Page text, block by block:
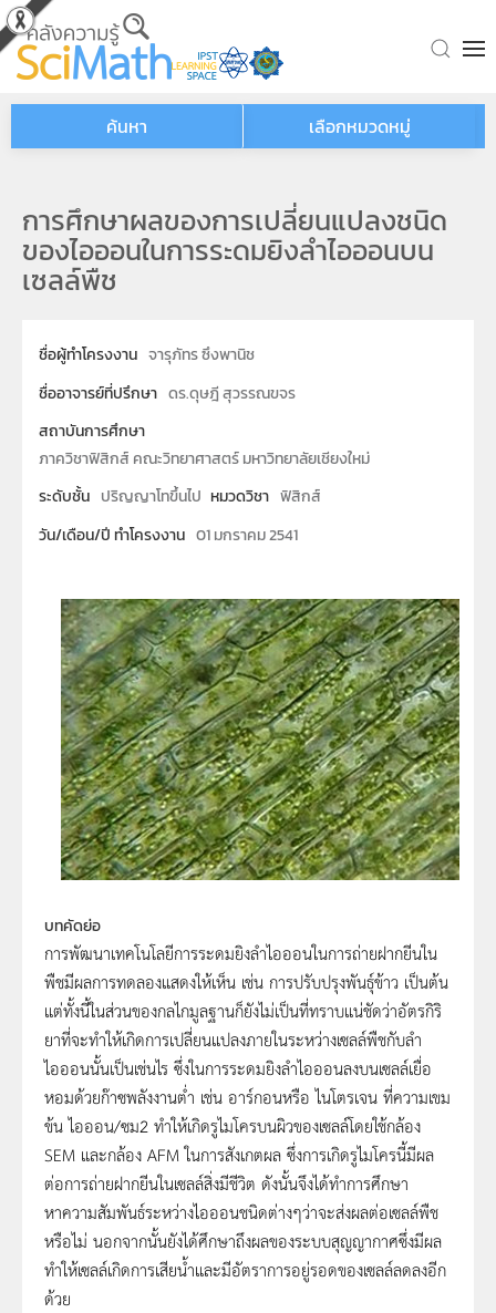
Skip to main content
ค้นหา เลือกหมวดหมู่
การศึกษาผลของการเปลี่ยนแปลงชนิด
ของไอออนในการระดมยิงลำไอออนบน
เซลล์พืช
ชื่อผู้ทำโครงงาน จารุภัทร ซึงพานิช
ชื่ออาจารย์ที่ปรึกษา ดร.ดุษฎี สุวรรณขจร
สถาบันการศึกษา
ภาควิชาฟิสิกส์ คณะวิทยาศาสตร์ มหาวิทยาลัยเชียงใหม่
ระดับชั้น ปริญญาโทขึ้นไป หมวดวิชา ฟิสิกส์
วัน/เดือน/ปี ทำโครงงาน 01 มกราคม 2541
บทคัดย่อ
การพัฒนาเทคโนโลยีการระดมยิงลำไอออนในการถ่ายฝากยีนใน
พืชมีผลการทดลองแสดงให้เห็น เช่น การปรับปรุงพันธุ์ข้าว เป็นต้น
แต่ทั้งนี้ในส่วนของกลไกมูลฐานก็ยังไม่เป็นที่ทราบแน่ชัดว่าอัตรกิริ
ยาที่จะทำให้เกิดการเปลี่ยนแปลงภายในระหว่างเซลล์พืชกับลำ
ไอออนนั้นเป็นเช่นไร ซึ่งในการระดมยิงลำไอออนลงบนเซลล์เยื่อ
หอมด้วยก๊าซพลังงานต่ำ เช่น อาร์กอนหรือ ไนโตรเจน ที่ความเขม
ข้น ไอออน/ซม2 ทำให้เกิดรูไมโครบนผิวของเซลล์โดยใช้กล้อง
SEM และกล้อง AFM ในการสังเกตผล ซึ่งการเกิดรูไมโครนี้มีผล
ต่อการถ่ายฝากยีนในเซลล์สิ่งมีชีวิต ดังนั้นจึงได้ทำการศึกษา
หาความสัมพันธ์ระหว่างไอออนชนิดต่างๆว่าจะส่งผลต่อเซลล์พืช
หรือไม่ นอกจากนั้นยังได้ศึกษาถึงผลของระบบสุญญากาศซึ่งมีผล
ทำให้เซลล์เกิดการเสียน้ำและมีอัตราการอยู่รอดของเซลล์ลดลงอีก
ด้วย